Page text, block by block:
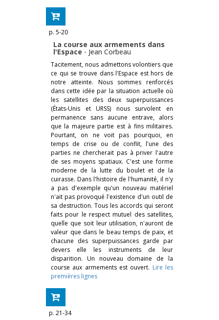
p. 5-20
La course aux armements dans
l'Espace - Jean Corbeau
Tacitement, nous admettons volontiers que
ce qui se trouve dans l'Espace est hors de
notre atteinte. Nous sommes renforcés
dans cette idée par la situation actuelle où
les satellites des deux superpuissances
(États-Unis et URSS) nous survolent en
permanence sans aucune entrave, alors
que la majeure partie est à fins militaires.
Pourtant, on ne voit pas pourquoi, en
temps de crise ou de conflit, l'une des
parties ne chercherait pas à priver l'autre
de ses moyens spatiaux. C'est une forme
moderne de la lutte du boulet et de la
cuirasse. Dans l'histoire de l'humanité, il n'y
a pas d'exemple qu'un nouveau matériel
n'ait pas provoqué l'existence d'un outil de
sa destruction. Tous les accords qui seront
faits pour le respect mutuel des satellites,
quelle que soit leur utilisation, n'auront de
valeur que dans le beau temps de paix, et
chacune des superpuissances garde par
devers elle les instruments de leur
disparition. Un nouveau domaine de la
course aux armements est ouvert. Lire les
premières lignes
p. 21-34